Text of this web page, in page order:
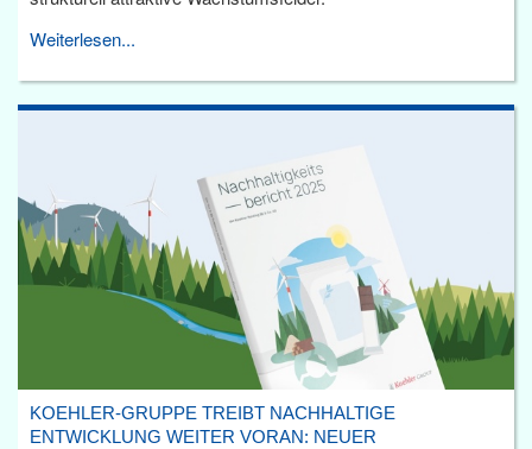
Weiterlesen...
KOEHLER-GRUPPE TREIBT NACHHALTIGE
ENTWICKLUNG WEITER VORAN: NEUER